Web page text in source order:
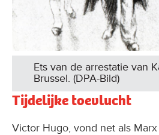
Ets van de arrestatie van
Brussel. (DPA-Bild)
Tijdelijke toevlucht
Victor Hugo, vond net als